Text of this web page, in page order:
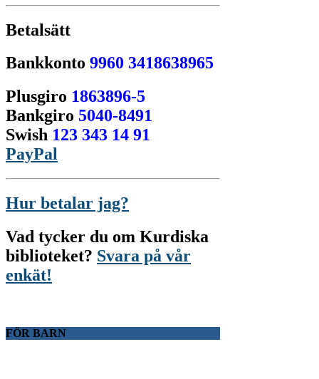
Betalsätt
Bankkonto 9960 3418638965
Plusgiro 1863896-5
Bankgiro 5040-8491
Swish 123 343 14 91
PayPal
Hur betalar jag?
Vad tycker du om Kurdiska
biblioteket? Svara på vår
enkät!
FÖR BARN